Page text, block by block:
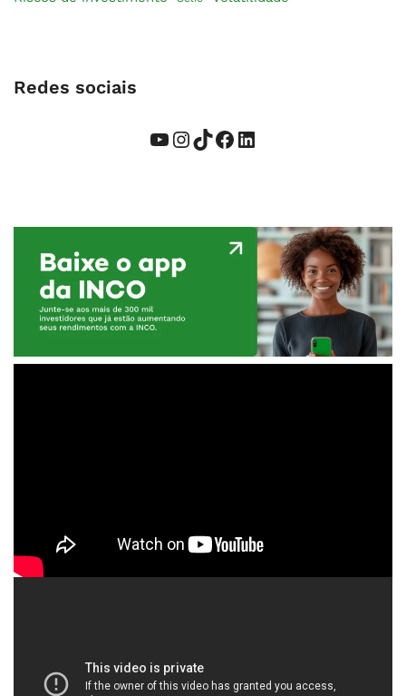
Redes sociais